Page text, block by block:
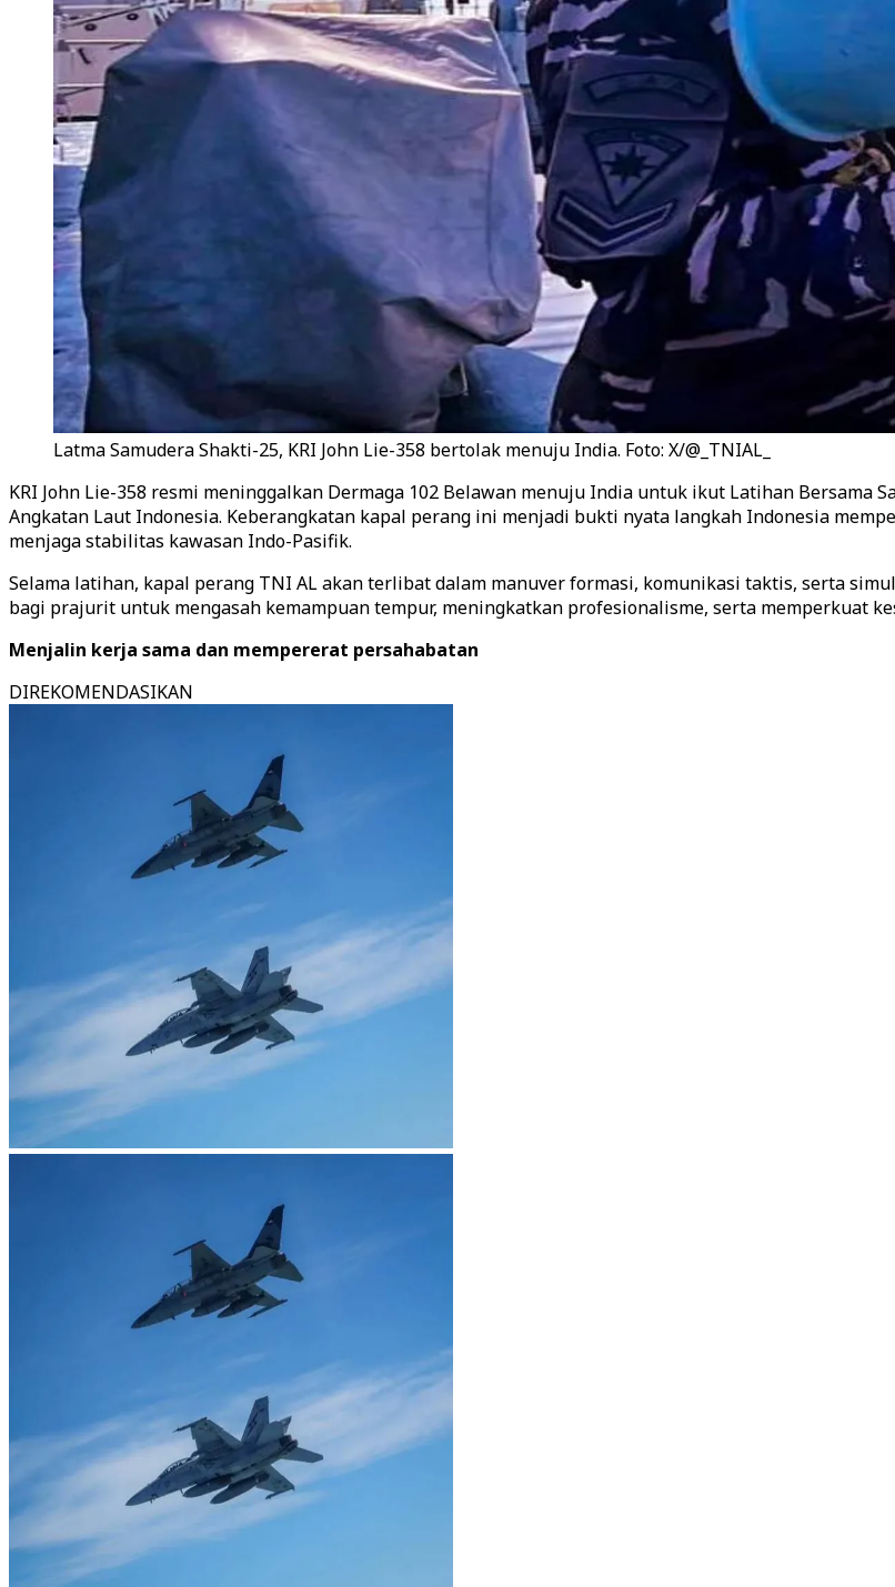
Latma Samudera Shakti-25, KRI John Lie-358 bertolak menuju India. Foto: X/@_TNIAL_
KRI John Lie-358 resmi meninggalkan Dermaga 102 Belawan menuju India untuk ikut Latihan Bersama
Angkatan Laut Indonesia. Keberangkatan kapal perang ini menjadi bukti nyata langkah Indonesia
menjaga stabilitas kawasan Indo-Pasifik.
Selama latihan, kapal perang TNI AL akan terlibat dalam manuver formasi, komunikasi taktis, serta
bagi prajurit untuk mengasah kemampuan tempur, meningkatkan profesionalisme, serta memperkuat
Menjalin kerja sama dan mempererat persahabatan
DIREKOMENDASIKAN